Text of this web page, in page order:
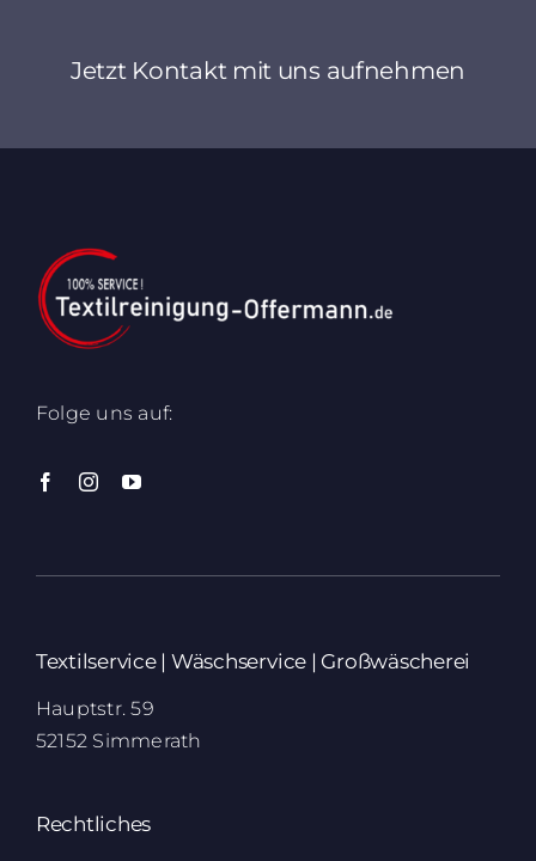
Jetzt Kontakt mit uns aufnehmen
Folge uns auf:
Textilservice | Wäschservice | Großwäscherei
Hauptstr. 59
52152 Simmerath
Rechtliches